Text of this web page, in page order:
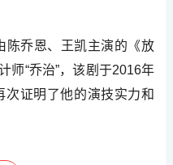
陈乔恩、王凯主演的《放
师“乔治”，该剧于2016年
证明了他的演技实力和